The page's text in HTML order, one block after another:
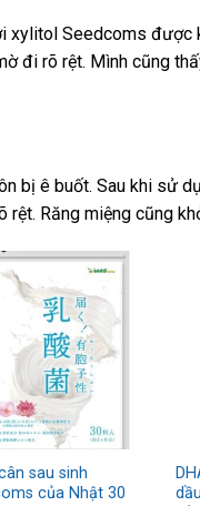
xylitol Seedcoms được
đi rõ rệt. Mình cũng
bị ê buốt. Sau khi sử
Răng miệng cũng
sau sinh
của Nhật 30